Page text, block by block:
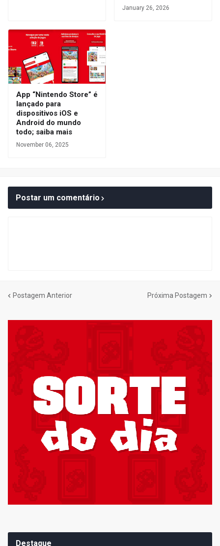
January 26, 2026
App “Nintendo Store” é
lançado para
dispositivos iOS e
Android do mundo
todo; saiba mais
November 06, 2025
Postar um comentário
Postagem Anterior Próxima Postagem
Destaque